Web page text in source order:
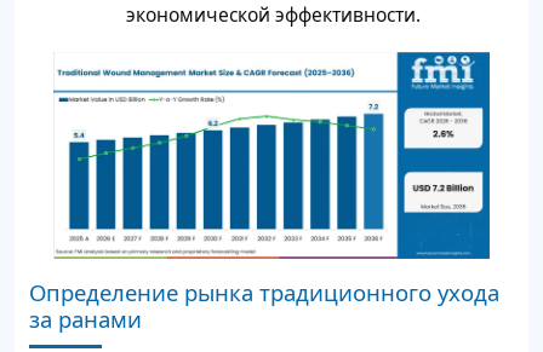
экономической эффективности.
Определение рынка традиционного ухода
за ранами